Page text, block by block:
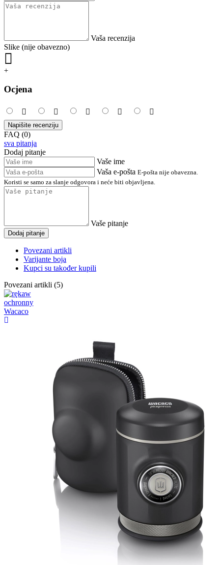
Vaša recenzija
Slike (nije obavezno)
+
Ocjena
Napišite recenziju
FAQ (0)
sva pitanja
Dodaj pitanje
Vaše ime
Vaša e-pošta E-pošta nije obavezna.
Koristi se samo za slanje odgovora i neće biti objavljena.
Vaše pitanje
Dodaj pitanje
Povezani artikli
Varijante boja
Kupci su također kupili
Povezani artikli (5)